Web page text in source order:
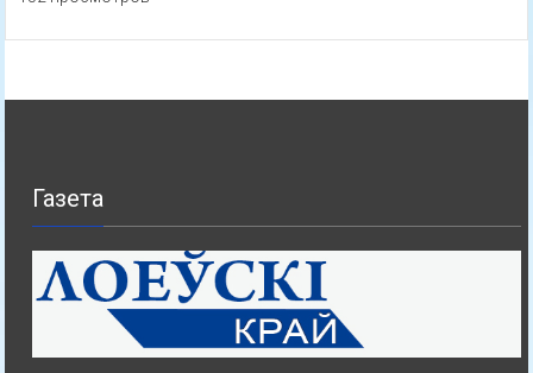
Газета